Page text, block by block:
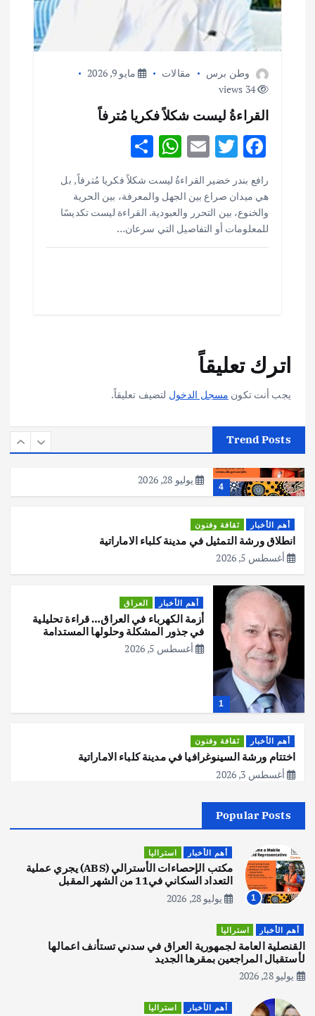
وطن برس مقالات
مايو 9, 2026
34 views
القراءةُ ليست شكلاً فكريا مُترفاً
F
e
b
o
T
w
it
te
r
E
m
ai
l
W
at
s
A
S
h
ar
e
رافع بندر خضير القراءةُ ليست شكلاً فكريا مُترفاً , بل
هي ميدان صراع بين الجهل والمعرفة، بين الحرية
والخنوع، بين التحرر والعبودية. القراءة ليست تكديسًا
للمعلومات أو التفاصيل التي سرعان…
اترك تعليقاً
يجب أنت تكون مسجل الدخول لتضيف تعليقاً.
Trend Posts
أهم الأخبار ثقافة وفنون
اختتام ورشة السينوغرافيا في مدينة كلباء الاماراتية
أغسطس 3, 2026
هوي آن… مدينة الفوانيس وسحر التاريخ
4
عملية التعداد السكاني في11 من الشهر
يوليو 28, 2026
أهم الأخبار ثقافة وفنون
انطلاق ورشة التمثيل في مدينة كلباء الاماراتية
أغسطس 5, 2026
1
أهم الأخبار العراق
أزمة الكهرباء في العراق… قراءة تحليلية
في جذور المشكلة وحلولها المستدامة
أغسطس 5, 2026
أهم الأخبار ثقافة وفنون
اختتام ورشة السينوغرافيا في مدينة كلباء الاماراتية
أغسطس 3, 2026
2
اصبح بطلاً لأستراليا بلعبة كمال الاجسام
يوليو 30, 2026
3
يوليو 30, 2026
Popular Posts
1
أهم الأخبار استراليا
مكتب الإحصاءات الأسترالي (ABS) يجري عملية
التعداد السكاني في11 من الشهر المقبل
يوليو 28, 2026
أهم الأخبار استراليا
القنصلية العامة لجمهورية العراق في سدني تستأنف اعمالها
لأستقبال المراجعين بمقرها الجديد
يوليو 28, 2026
أهم الأخبار استراليا